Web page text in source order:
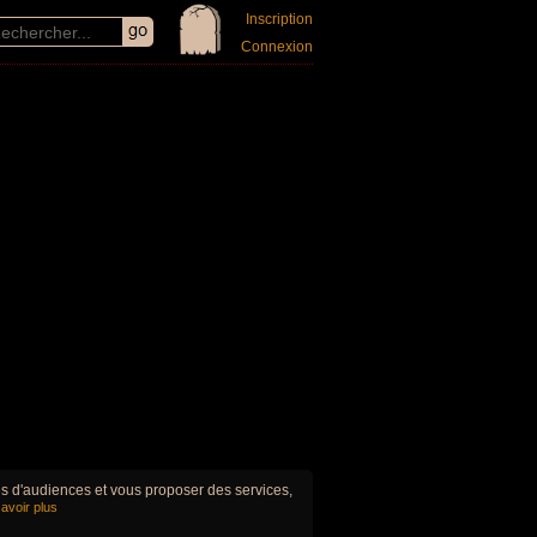
Inscription
Connexion
d'audiences et vous proposer des services,
plus